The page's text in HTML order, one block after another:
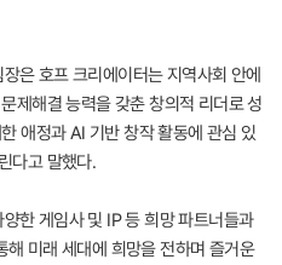
은 호프 크리에이터는 지역사회 안에
제해결 능력을 갖춘 창의적 리더로 성
애정과 AI 기반 창작 활동에 관심 있
다고 말했다.
한 게임사 및 IP 등 희망 파트너들과
미래 세대에 희망을 전하며 즐거운